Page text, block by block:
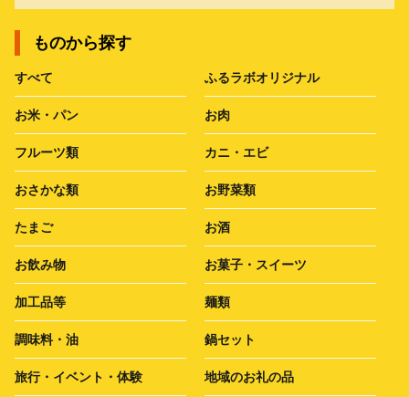
ものから探す
すべて ふるラボオリジナル
お米・パン お肉
フルーツ類 カニ・エビ
おさかな類 お野菜類
たまご お酒
お飲み物 お菓子・スイーツ
加工品等 麺類
調味料・油 鍋セット
旅行・イベント・体験 地域のお礼の品